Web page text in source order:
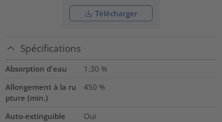
Télécharger
Spécifications
Absorption d'eau 1.30 %
Allongement à la ru
pture (min.)
450 %
Auto-extinguible
Oui